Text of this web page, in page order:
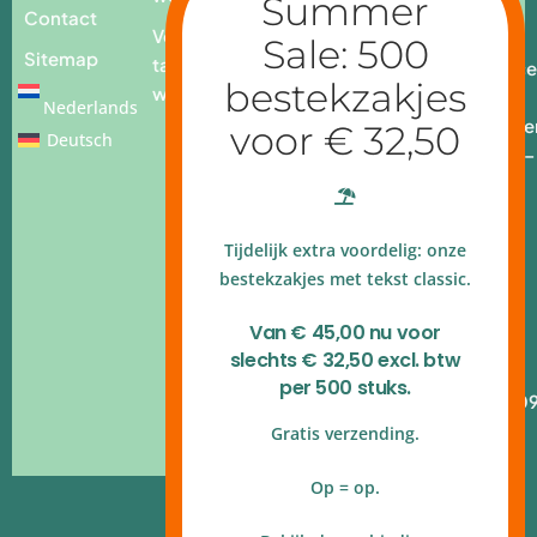
Contact
Sitemap
Nederlands
Deutsch
Voor op
tafel
webshop
add.nl
Ma - vr: 9.00 –
Google
reviews
140.54.790
B.T.W.nr
Tijdelijk extra voordelig: onze
bestekzakjes met tekst classic.
Van € 45,00 nu voor
slechts € 32,50 excl. btw
per 500 stuks.
Gratis verzending.
Op = op.